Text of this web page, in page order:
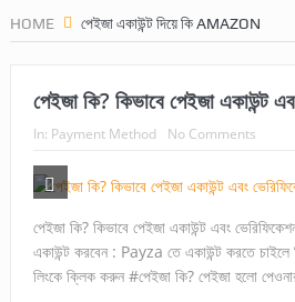
HOME পেইজা একাউন্ট দিয়ে কি AMAZON
পেইজা কি? কিভাবে পেইজা একাউন্ট
In: Payment Method No Comments
পেইজা কি? কিভাবে পেইজা একাউন্ট এবং
একাউন্ট করবেন : Payza তে একাউন্ট করতে
লিংকে ক্লিক করুন #পেইজা কি? পেইজা হলো